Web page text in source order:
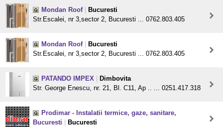
Mondan Roof
Bucuresti
Str.Escalei, nr 3,sector 2, Bucuresti ... 0762.803.405
Mondan Roof
Bucuresti
Str.Escalei, nr 3,sector 2, Bucuresti ... 0762.803.405
PATANDO IMPEX
Dimbovita
Str. George Enescu, nr. 21, Bl. C11, Ap .. ... 0251.417.318
Prodimar - Instalatii termice, gaze, sanitare,
Bucuresti
Bucuresti